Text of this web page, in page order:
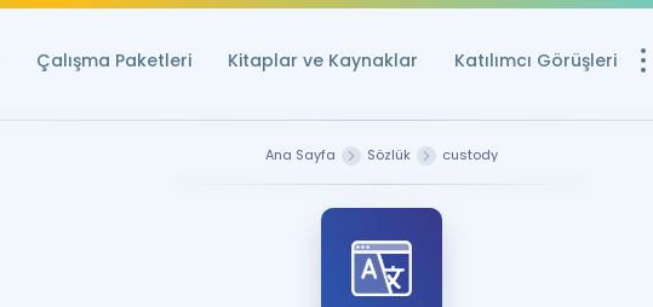
Çalışma Paketleri Kitaplar ve Kaynaklar Katılımcı Görüşleri
Ana Sayfa Sözlük custody